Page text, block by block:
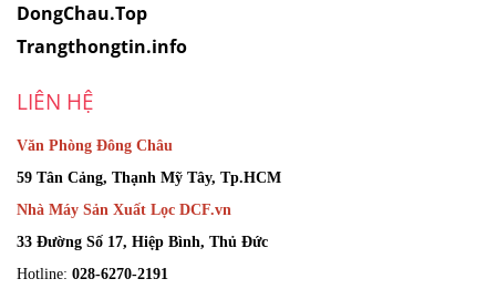
DongChau.Top
Trangthongtin.info
LIÊN HỆ
Văn Phòng Đông Châu
59 Tân Cảng, Thạnh Mỹ Tây, Tp.HCM
Nhà Máy Sản Xuất Lọc DCF.vn
33 Đường Số 17, Hiệp Bình, Thủ Đức
Hotline: 028-6270-2191